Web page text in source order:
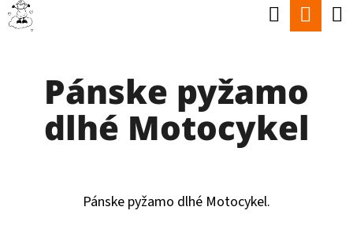
Prejsť
Hľadať
Pánske pyžamo
dlhé Motocykel
Pánske pyžamo dlhé Motocykel.
K
O